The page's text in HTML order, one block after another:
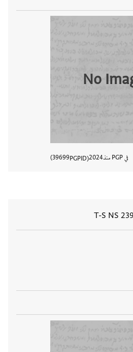
No
في PGP منذ 2024
PGPID
39699
T-S NS